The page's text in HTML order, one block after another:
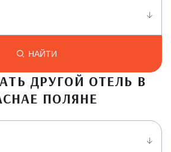
НАЙТИ
ДРУГОЙ ОТЕЛЬ В
ПОЛЯНЕ